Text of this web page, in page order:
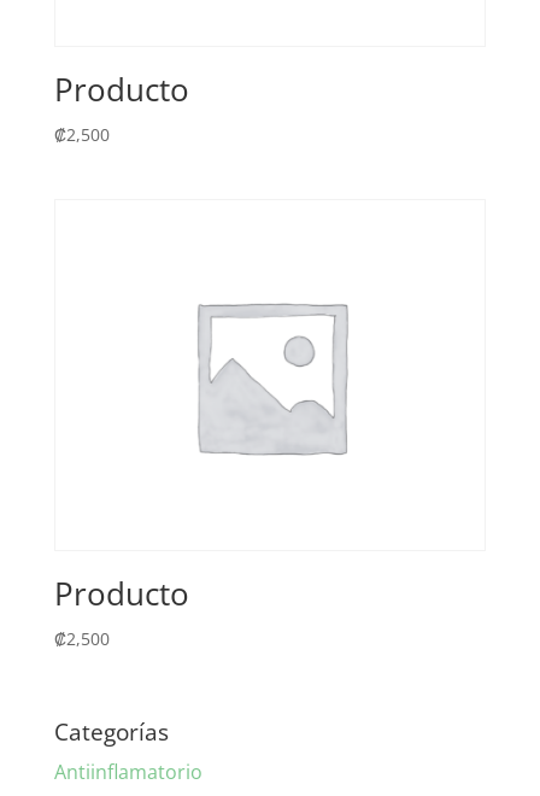
Producto
₡2,500
Producto
₡2,500
Categorías
Antiinflamatorio